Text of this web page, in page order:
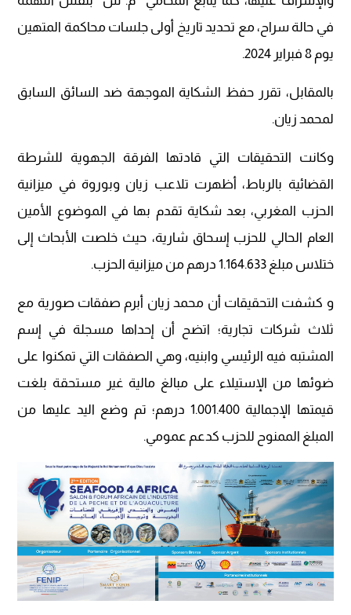
في حالة سراح، مع تحديد تاريخ أولى جلسات محاكمة المتهين
يوم 8 فبراير 2024.
بالمقابل، تقرر حفظ الشكاية الموجهة ضد السائق السابق
لمحمد زيان.
وكانت التحقيقات التي قادتها الفرقة الجهوية للشرطة
القضائية بالرباط، أظهرت تلاعب زيان وبوروة في ميزانية
الحزب المغربي، بعد شكاية تقدم بها في الموضوع الأمين
العام الحالي للحزب إسحاق شارية، حيث خلصت الأبحاث إلى
ختلاس مبلغ 1.164.633 درهم من ميزانية الحزب.
و كشفت التحقيقات أن محمد زيان أبرم صفقات صورية مع
ثلاث شركات تجارية؛ اتضح أن إحداها مسجلة في إسم
المشتبه فيه الرئيسي وابنيه، وهي الصفقات التي تمكنوا على
ضوئها من الإستيلاء على مبالغ مالية غير مستحقة بلغت
قيمتها الإجمالية 1.001.400 درهم؛ تم وضع اليد عليها من
المبلغ الممنوح للحزب كدعم عمومي.